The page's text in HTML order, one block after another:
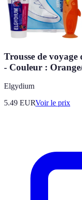
Trousse de
- Couleur :
Elgydium
5.49 EURVoir le prix